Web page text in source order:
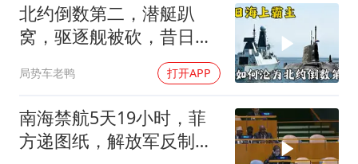
北约倒数第二，潜艇趴
窝，驱逐舰被砍，昔日的
局势车老鸭 打开APP
南海禁航5天19小时，菲
方递图纸，解放军反制组